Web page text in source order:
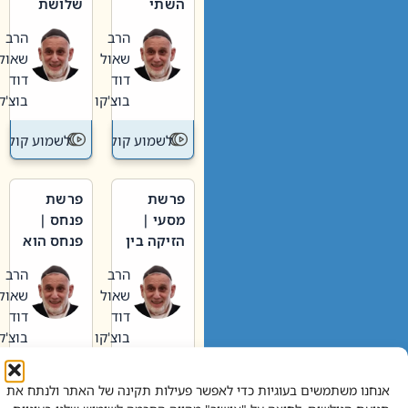
אנחנו משתמשים בעוגיות כדי לאפשר פעילות תקינה של האתר ולנתח את
וערב של
חיינו
הרב
שאול
דוד
בוצ'קו
לשמוע קול תורה – מדרש
האבות
הרב
שאול
דוד
בוצ'קו
לשמוע קול
פרשת
מסעי |
הזיקה בין
הגדול לעם הרב
שאול
דוד
בוצ'קו
לשמוע קול תורה – מדרש
פרשת
פנחס |
פנחס הוא
אליהו: בין
קנאות
הורסת
לקנאות
בונה
הרב
שאול
דוד
בוצ'קו
לשמוע קול